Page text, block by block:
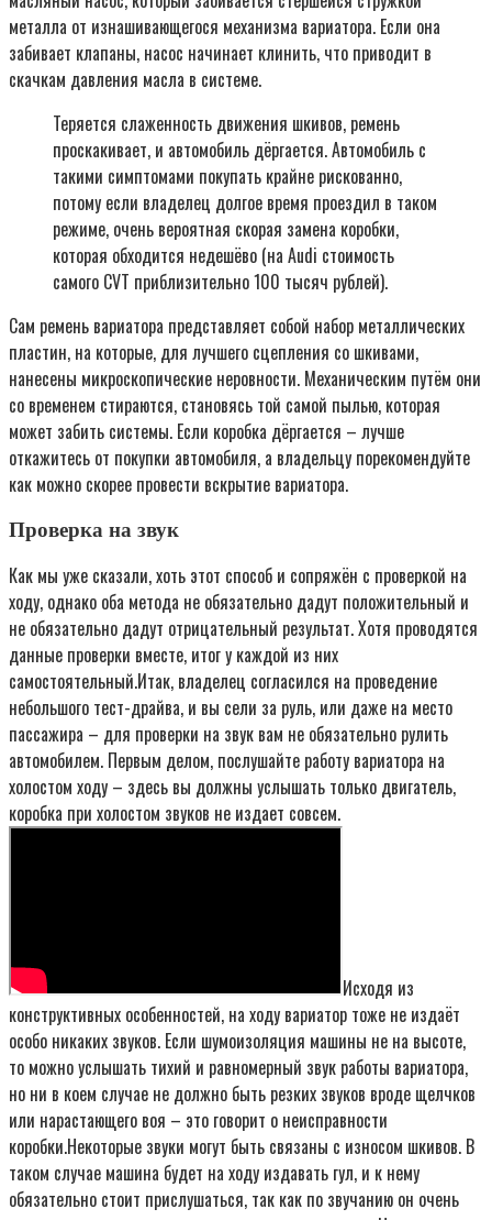
металла от изнашивающегося механизма вариатора. Если она
забивает клапаны, насос начинает клинить, что приводит в
скачкам давления масла в системе.
Теряется слаженность движения шкивов, ремень
проскакивает, и автомобиль дёргается. Автомобиль с
такими симптомами покупать крайне рискованно,
потому если владелец долгое время проездил в таком
режиме, очень вероятная скорая замена коробки,
которая обходится недешёво (на Audi стоимость
самого CVT приблизительно 100 тысяч рублей).
Сам ремень вариатора представляет собой набор металлических
пластин, на которые, для лучшего сцепления со шкивами,
нанесены микроскопические неровности. Механическим путём они
со временем стираются, становясь той самой пылью, которая
может забить системы. Если коробка дёргается – лучше
откажитесь от покупки автомобиля, а владельцу порекомендуйте
как можно скорее провести вскрытие вариатора.
Проверка на звук
Как мы уже сказали, хоть этот способ и сопряжён с проверкой на
ходу, однако оба метода не обязательно дадут положительный и
не обязательно дадут отрицательный результат. Хотя проводятся
данные проверки вместе, итог у каждой из них
самостоятельный.Итак, владелец согласился на проведение
небольшого тест-драйва, и вы сели за руль, или даже на место
пассажира – для проверки на звук вам не обязательно рулить
автомобилем. Первым делом, послушайте работу вариатора на
холостом ходу – здесь вы должны услышать только двигатель,
коробка при холостом звуков не издает совсем.
Исходя из
конструктивных особенностей, на ходу вариатор тоже не издаёт
особо никаких звуков. Если шумоизоляция машины не на высоте,
то можно услышать тихий и равномерный звук работы вариатора,
но ни в коем случае не должно быть резких звуков вроде щелчков
или нарастающего воя – это говорит о неисправности
коробки.Некоторые звуки могут быть связаны с износом шкивов. В
таком случае машина будет на ходу издавать гул, и к нему
обязательно стоит прислушаться, так как по звучанию он очень